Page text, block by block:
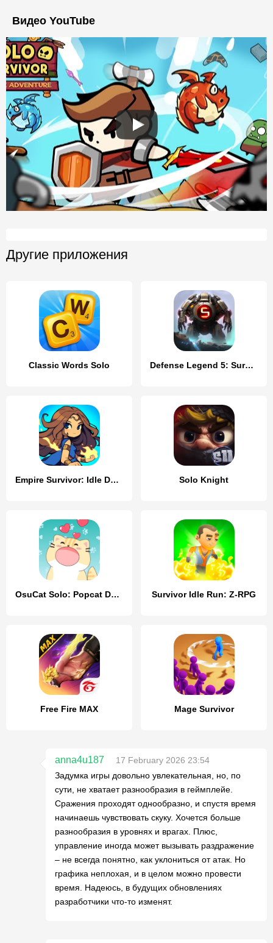
Видео YouTube
Другие приложения
Classic Words Solo Defense Legend 5: Survivor TD
Empire Survivor: Idle Defense Solo Knight
OsuCat Solo: Popcat Duet Music Survivor Idle Run: Z-RPG
Free Fire MAX Mage Survivor
anna4u187
17 February 2026 23:54
Задумка игры довольно увлекательная, но, по
сути, не хватает разнообразия в геймплейе.
Сражения проходят однообразно, и спустя время
начинаешь чувствовать скуку. Хочется больше
разнообразия в уровнях и врагах. Плюс,
управление иногда может вызывать раздражение
– не всегда понятно, как уклониться от атак. Но
графика неплохая, и в целом можно провести
время. Надеюсь, в будущих обновлениях
разработчики что-то изменят.